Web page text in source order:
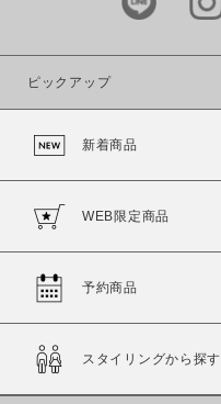
カラー
ピックアップ
新着商品
WEB限定商品
予約商品
スタイリングから探す